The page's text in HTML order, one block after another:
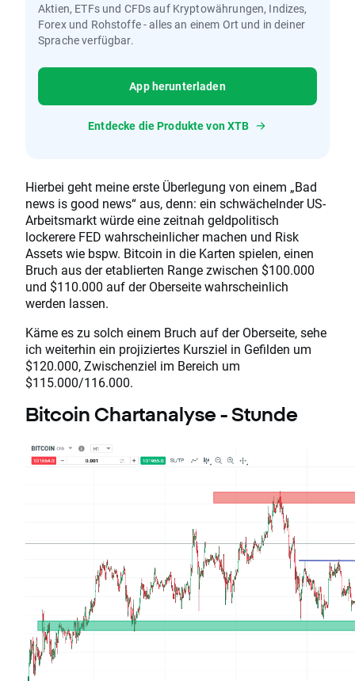
Aktien, ETFs und CFDs auf Kryptowährungen, Indizes,
Forex und Rohstoffe - alles an einem Ort und in deiner
Sprache verfügbar.
App herunterladen
Entdecke die Produkte von XTB
Hierbei geht meine erste Überlegung von einem „Bad
news is good news“ aus, denn: ein schwächelnder US-
Arbeitsmarkt würde eine zeitnah geldpolitisch
lockerere FED wahrscheinlicher machen und Risk
Assets wie bspw. Bitcoin in die Karten spielen, einen
Bruch aus der etablierten Range zwischen $100.000
und $110.000 auf der Oberseite wahrscheinlich
werden lassen.
Käme es zu solch einem Bruch auf der Oberseite, sehe
ich weiterhin ein projiziertes Kursziel in Gefilden um
$120.000, Zwischenziel im Bereich um
$115.000/116.000.
Bitcoin Chartanalyse - Stunde